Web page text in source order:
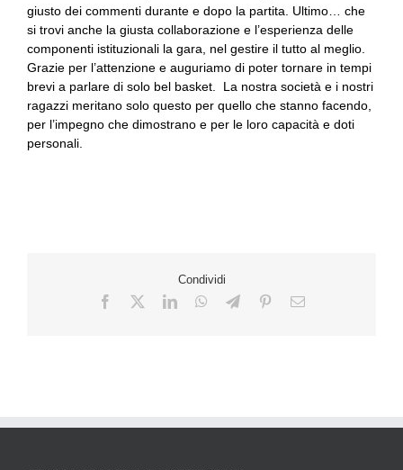
giusto dei commenti durante e dopo la partita. Ultimo… che
si trovi anche la giusta collaborazione e l’esperienza delle
componenti istituzionali la gara, nel gestire il tutto al meglio.
Grazie per l’attenzione e auguriamo di poter tornare in tempi
brevi a parlare di solo bel basket. La nostra società e i nostri
ragazzi meritano solo questo per quello che stanno facendo,
per l’impegno che dimostrano e per le loro capacità e doti
personali.
Condividi